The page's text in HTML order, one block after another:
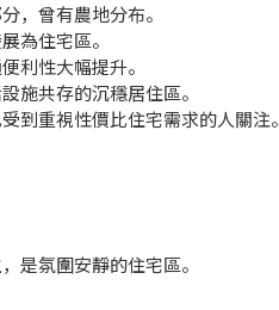
，曾有農地分布。
為住宅區。
利性大幅提升。
施共存的沉穩居住區。
到重視性價比住宅需求的人關注。
是氛圍安靜的住宅區。